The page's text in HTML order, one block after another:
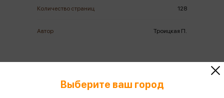
Количество страниц 128
Автор Троицкая П.
Выберите ваш город